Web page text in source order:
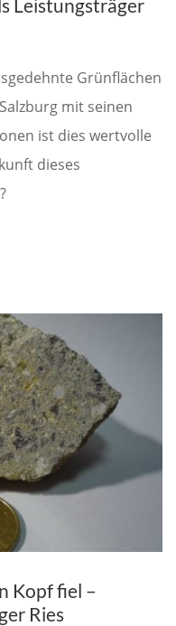
Leistungsträger
Grünflächen
mit seinen
ist dies wertvolle
dieses
Kopf fiel –
Ries